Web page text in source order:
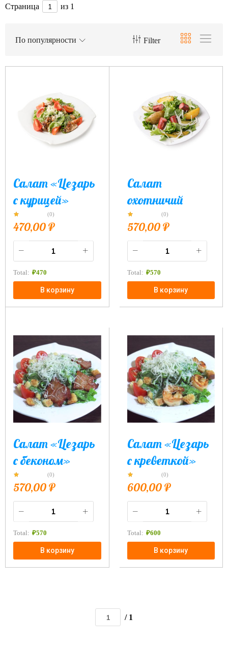
Страница из 1
Filter
По популярности
Салат «Цезарь
с курицей»
(0)
470,00₽
Total: ₽470
В корзину
Салат
охотничий
(0)
570,00₽
Total: ₽570
В корзину
Салат «Цезарь
с беконом»
(0)
570,00₽
Total: ₽570
В корзину
Салат «Цезарь
с креветкой»
(0)
600,00₽
Total: ₽600
В корзину
/ 1